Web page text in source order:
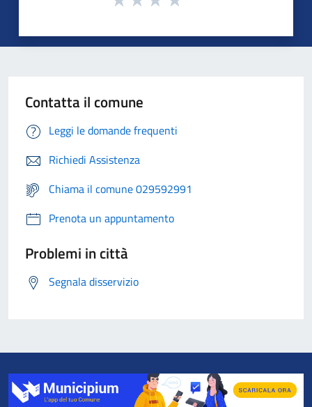
Contatta il comune
Leggi le domande frequenti
Richiedi Assistenza
Chiama il comune 029592991
Prenota un appuntamento
Problemi in città
Segnala disservizio